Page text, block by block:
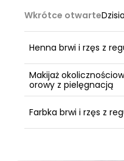
Wkrótce otwarte
Henna brwi i rzęs z
Makijaż
orowy z pielęgnacją
Farbka brwi i rzęs z